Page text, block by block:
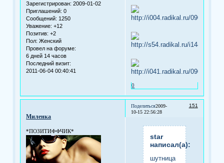
Зарегистрирован: 2009-01-02
Приглашений: 0
Сообщений: 1250
Уважение: +12
Позитив: +2
Пол: Женский
Провел на форуме:
6 дней 14 часов
Последний визит:
2011-06-04 00:40:41
0
Поделиться 151
2009-
10-15 22:56:28
Миленка
*ПОЗИТИФФЧИК*
star
написал(а):
шутница